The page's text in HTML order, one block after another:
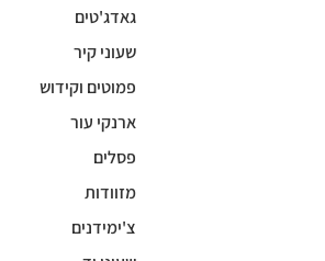
גאדג'טים
שעוני קיר
פמוטים וקידוש
ארנקי עור
פסלים
מזוודות
צ'ימידנים